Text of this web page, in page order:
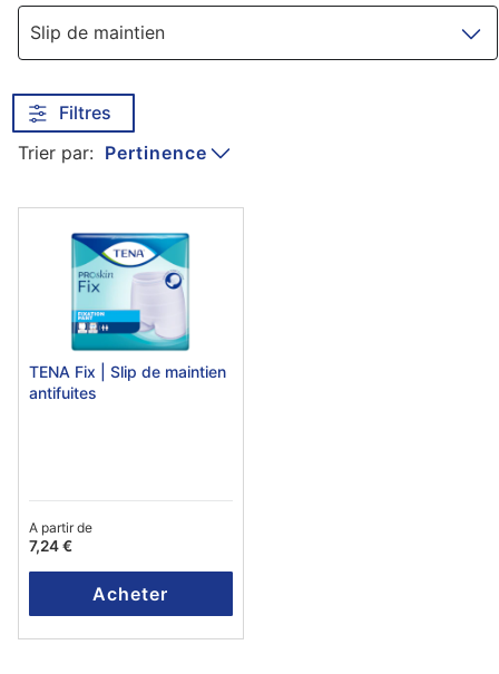
Slip de maintien
Filtres
Trier par: Pertinence
TENA Fix | Slip de maintien
antifuites
A partir de
7,24 €
Acheter